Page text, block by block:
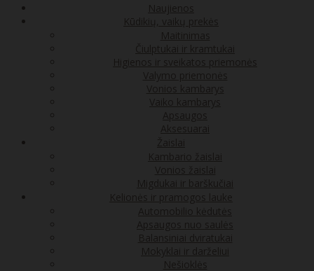
Naujienos
Kūdikių, vaikų prekės
Maitinimas
Čiulptukai ir kramtukai
Higienos ir sveikatos priemonės
Valymo priemonės
Vonios kambarys
Vaiko kambarys
Apsaugos
Aksesuarai
Žaislai
Kambario žaislai
Vonios žaislai
Migdukai ir barškučiai
Kelionės ir pramogos lauke
Automobilio kėdutės
Apsaugos nuo saulės
Balansiniai dviratukai
Mokyklai ir darželiui
Nešioklės